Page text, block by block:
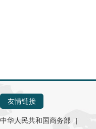
友情链接
中华人民共和国商务部